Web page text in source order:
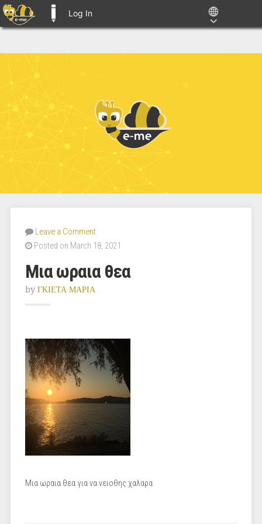
Log In
Leave a Comment
Posted on March 18, 2021
Μια ωραια θεα
by ΓΚΙΕΤΑ ΜΑΡΙΑ
Μια ωραια θεα για να νειοθης χαλαρα